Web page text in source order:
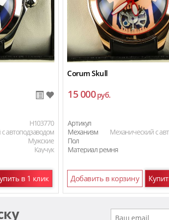
H103770
автоподзаводом
Мужские
Каучук
в 1 клик
Corum Skull
15 000руб.
Артикул
Механизм
Механический с
Пол
Материал ремня
Добавить в корзину